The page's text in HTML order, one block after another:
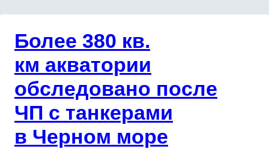
Более 380 кв.
км акватории
обследовано после
ЧП с танкерами
в Черном море